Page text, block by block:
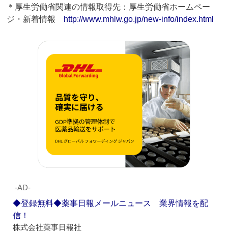
＊厚生労働省関連の情報取得先：厚生労働省ホームペー
ジ・新着情報 http://www.mhlw.go.jp/new-info/index.html
‐AD‐
◆登録無料◆薬事日報メールニュース 業界情報を配
信！
株式会社薬事日報社